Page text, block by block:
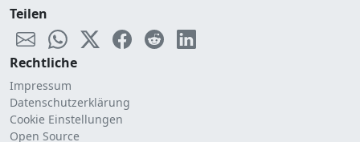
Teilen
Rechtliche
Impressum
Datenschutzerklärung
Cookie Einstellungen
Open Source